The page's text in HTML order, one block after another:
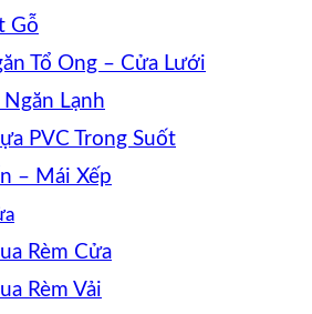
Gỗ
Tổ Ong – Cửa Lưới
Ngăn Lạnh
PVC Trong Suốt
– Mái Xếp
Rèm Cửa
Rèm Vải